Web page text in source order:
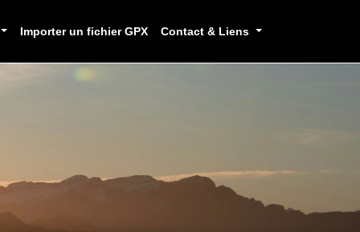
Importer un fichier GPX Contact & Liens